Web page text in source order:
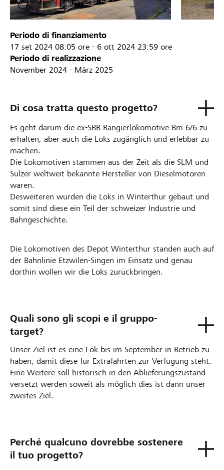
Periodo di finanziamento
17 set 2024 08:05 ore - 6 ott 2024 23:59 ore
Periodo di realizzazione
November 2024 - März 2025
Di cosa tratta questo progetto?
Es geht darum die ex-SBB Rangierlokomotive Bm 6/6 zu
erhalten, aber auch die Loks zugänglich und erlebbar zu
machen.
Die Lokomotiven stammen aus der Zeit als die SLM und
Sulzer weltweit bekannte Hersteller von Dieselmotoren
waren.
Desweiteren wurden die Loks in Winterthur gebaut und
somit sind diese ein Teil der schweizer Industrie und
Bahngeschichte.
Die Lokomotiven des Depot Winterthur standen auch auf
der Bahnlinie Etzwilen-Singen im Einsatz und genau
dorthin wollen wir die Loks zurückbringen.
Quali sono gli scopi e il gruppo-
target?
Unser Ziel ist es eine Lok bis im September in Betrieb zu
haben, damit diese für Extrafahrten zur Verfügung steht.
Eine Weitere soll historisch in den Ablieferungszustand
versetzt werden soweit als möglich dies ist dann unser
zweites Ziel.
Perché qualcuno dovrebbe sostenere
il tuo progetto?